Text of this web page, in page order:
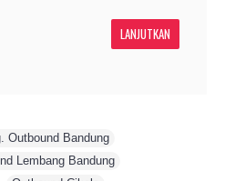
LANJUTKAN
Outbound Bandung
Lembang Bandung